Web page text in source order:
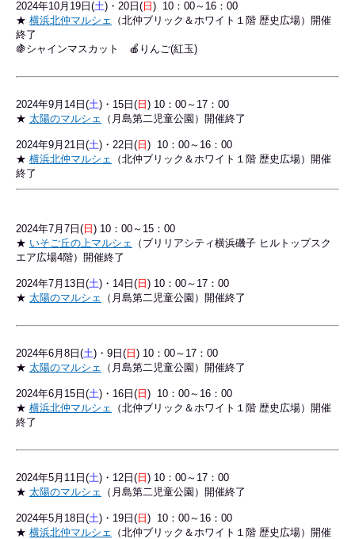
2024年10月19日(土)・20日( 日 ) 10：00～16：00
★ 横浜北仲マルシェ
（北仲ブリック＆ホワイト１階 歴史広場）開催
終了
🍇シャインマスカット 🍎りんご(紅玉)
2024年9 月14日(土)・15日( 日 ) 10：00～17：00
★ 太陽のマルシェ （月島第二児童公園）開催終了
2024年9月21日(土)・22日( 日 ) 10：00～16：00
★ 横浜北仲マルシェ
（北仲ブリック＆ホワイト１階 歴史広場）開催
終了
2024年7月7 日( 日 ) 10：00～15：00
★ いそご丘の上マルシェ
（ブリリアシティ横浜磯子 ヒルトップスク
エア広場4階）開催終了
2024年7 月13日(土)・14日( 日 ) 10：00～17：00
★ 太陽のマルシェ （月島第二児童公園）開催終了
2024年6 月8日(土)・9日( 日 ) 10：00～17：00
★ 太陽のマルシェ （月島第二児童公園）開催終了
2024年6月15日(土)・16日( 日 ) 10：00～16：00
★ 横浜北仲マルシェ
（北仲ブリック＆ホワイト１階 歴史広場）開催
終了
2024年5 月11日(土)・12日( 日 ) 10：00～17：00
★ 太陽のマルシェ （月島第二児童公園）開催終了
2024年5月18日(土)・19日( 日 ) 10：00～16：00
★ 横浜北仲マルシェ
（北仲ブリック＆ホワイト１階 歴史広場）開催